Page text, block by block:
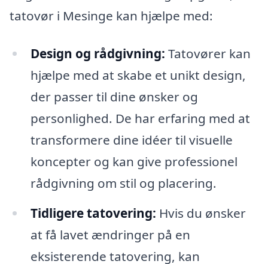
tatovør i Mesinge kan hjælpe med:
Design og rådgivning: Tatovører kan
hjælpe med at skabe et unikt design,
der passer til dine ønsker og
personlighed. De har erfaring med at
transformere dine idéer til visuelle
koncepter og kan give professionel
rådgivning om stil og placering.
Tidligere tatovering: Hvis du ønsker
at få lavet ændringer på en
eksisterende tatovering, kan